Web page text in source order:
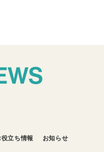
役立ち情報 お知らせ